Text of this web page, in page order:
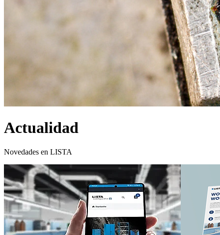
Actualidad
Novedades en LISTA